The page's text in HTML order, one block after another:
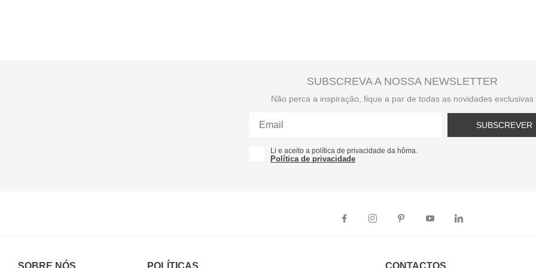
SUBSCREVA A NOSSA NEWSLETTER
Não perca a inspiração, fique a par de todas as novidades exclusivas
SUBSCREVER
Li e aceito a política de privacidade da hôma.
Política de privacidade
SOBRE NÓS POLÍTICAS CONTACTOS